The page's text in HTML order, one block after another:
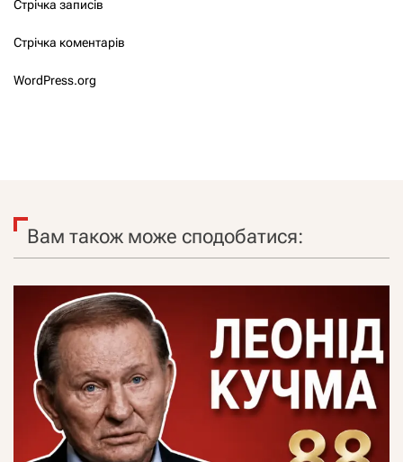
Стрічка записів
Стрічка коментарів
WordPress.org
Вам також може сподобатися: